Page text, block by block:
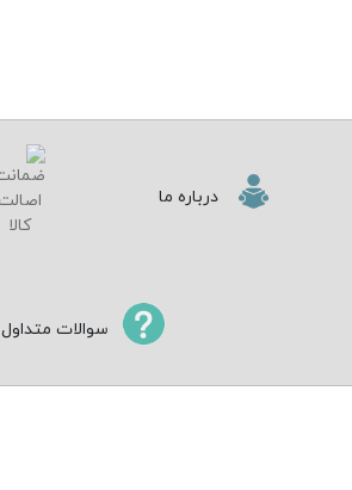
درباره ما
سوالات متداول